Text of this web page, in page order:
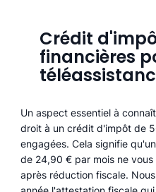
Crédit
financières
Un aspect essentiel à
droit à un crédit d'impôt de
engagées. Cela signifie
de 24,90 € par mois ne
après réduction fiscale.